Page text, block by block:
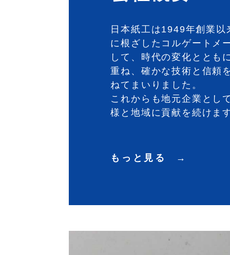
日本紙工は1949年創業以
に根ざしたコルゲートメ
して、時代の変化ととも
重ね、確かな技術と信頼
ねてまいりました。
これからも地元企業とし
様と地域に貢献を続けま
もっと見る